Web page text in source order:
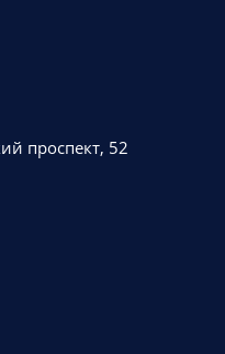
проспект, 52